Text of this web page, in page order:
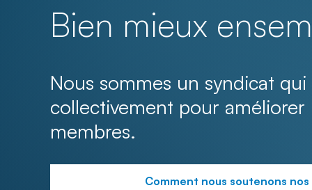
Bien mieux
Nous sommes un syndicat
collectivement pour améliorer
membres.
Comment nous soutenons